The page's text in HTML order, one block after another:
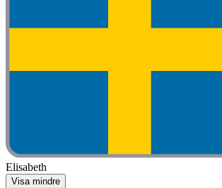
Elisabeth
Visa mindre